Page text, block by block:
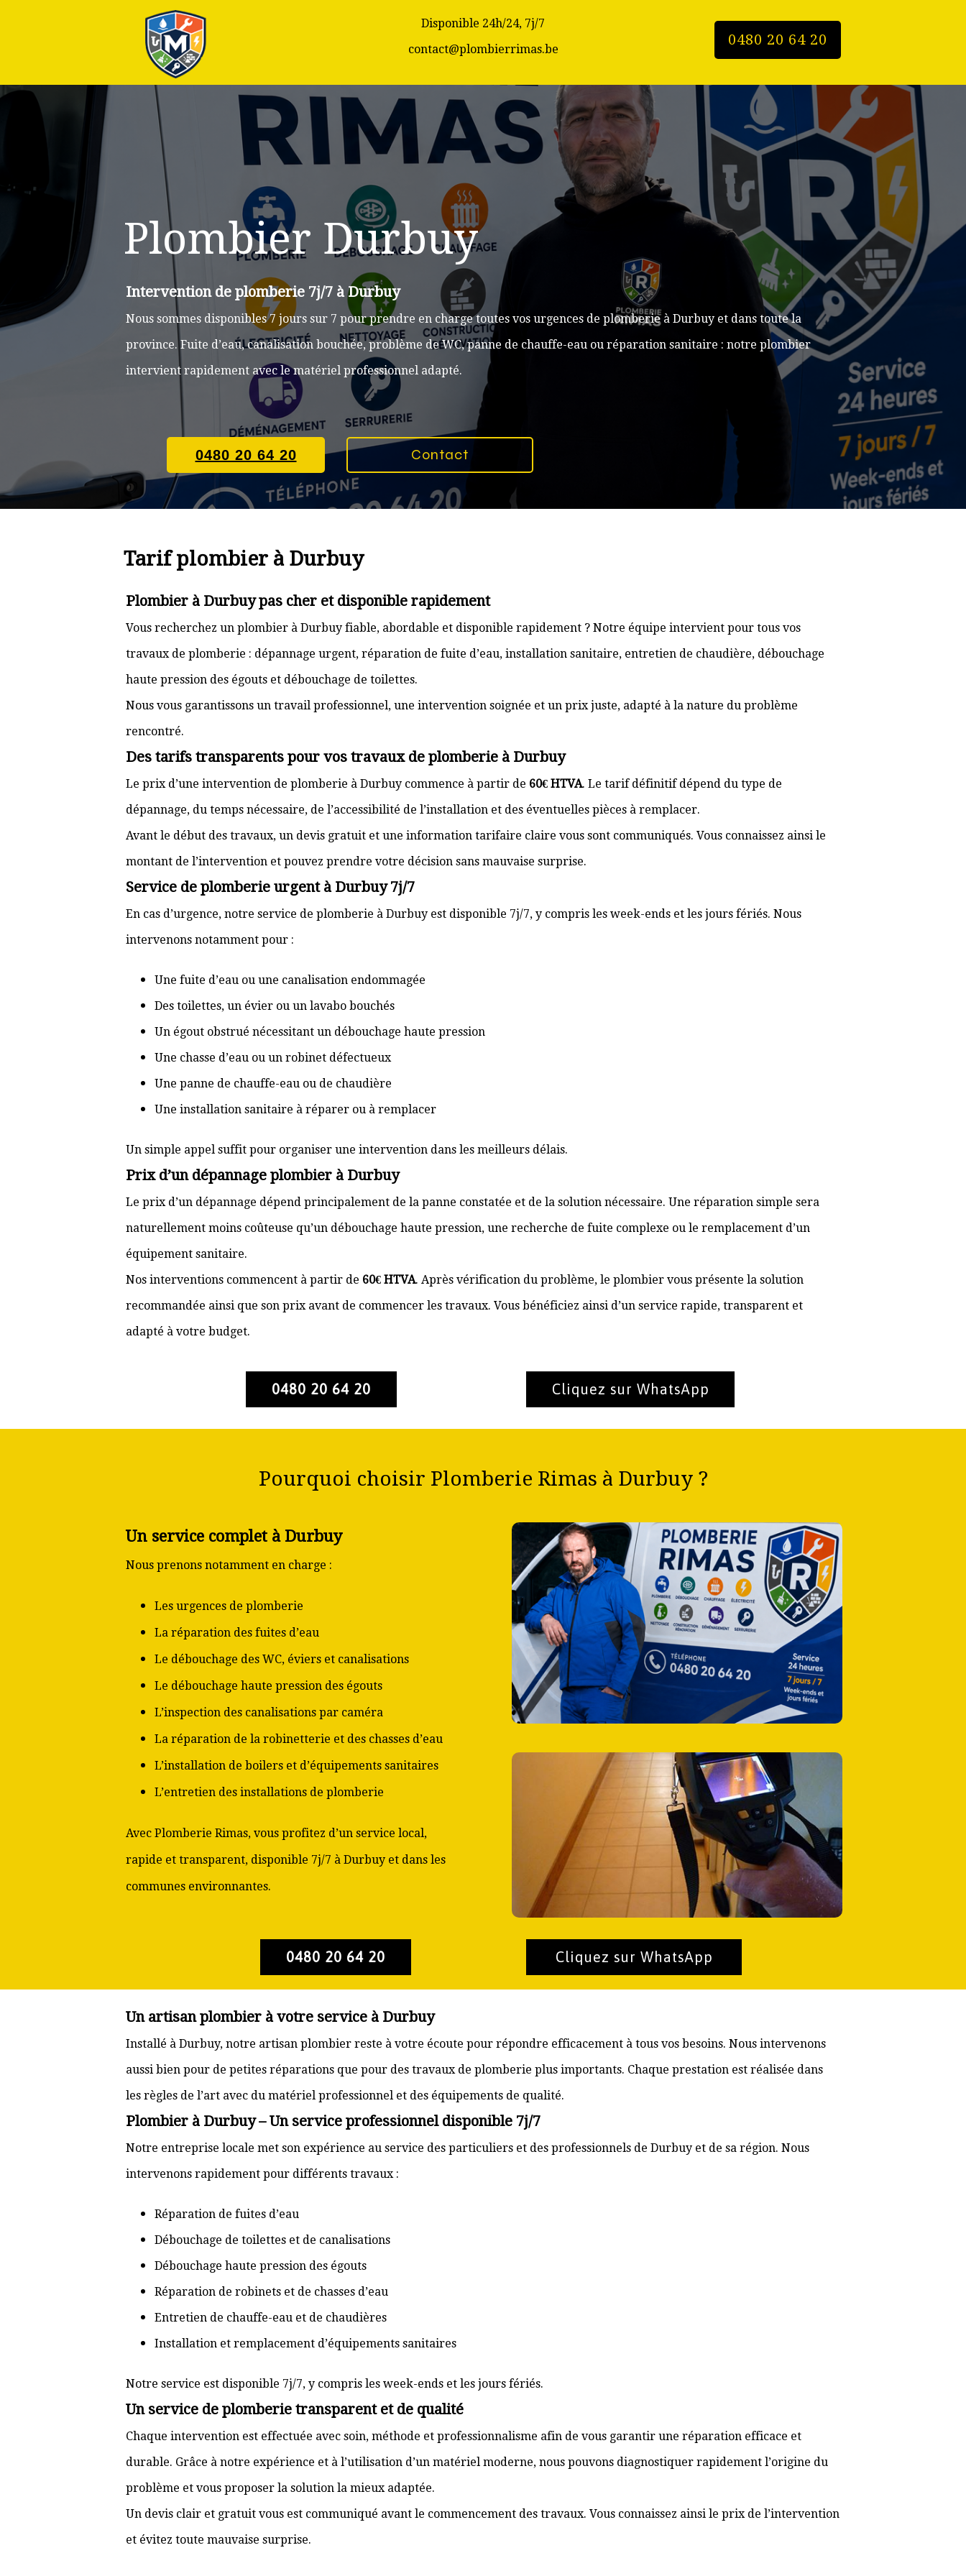
0480 20 64 20
Disponible 24h/24, 7j/7
contact@plombierrimas.be
Plombier Durbuy
Intervention de plomberie 7j/7 à Durbuy
Nous sommes disponibles 7 jours sur 7 pour prendre en charge toutes vos urgences de plomberie à Durbuy et dans toute la
province. Fuite d’eau, canalisation bouchée, problème de WC, panne de chauffe-eau ou réparation sanitaire : notre plombier
intervient rapidement avec le matériel professionnel adapté.
0480 20 64 20 Contact
Tarif plombier à Durbuy
Plombier à Durbuy pas cher et disponible rapidement
Vous recherchez un plombier à Durbuy fiable, abordable et disponible rapidement ? Notre équipe intervient pour tous vos
travaux de plomberie : dépannage urgent, réparation de fuite d’eau, installation sanitaire, entretien de chaudière, débouchage
haute pression des égouts et débouchage de toilettes.
Nous vous garantissons un travail professionnel, une intervention soignée et un prix juste, adapté à la nature du problème
rencontré.
Des tarifs transparents pour vos travaux de plomberie à Durbuy
Le prix d’une intervention de plomberie à Durbuy commence à partir de 60€ HTVA. Le tarif définitif dépend du type de
dépannage, du temps nécessaire, de l’accessibilité de l’installation et des éventuelles pièces à remplacer.
Avant le début des travaux, un devis gratuit et une information tarifaire claire vous sont communiqués. Vous connaissez ainsi le
montant de l’intervention et pouvez prendre votre décision sans mauvaise surprise.
Service de plomberie urgent à Durbuy 7j/7
En cas d’urgence, notre service de plomberie à Durbuy est disponible 7j/7, y compris les week-ends et les jours fériés. Nous
intervenons notamment pour :
Une fuite d’eau ou une canalisation endommagée
Des toilettes, un évier ou un lavabo bouchés
Un égout obstrué nécessitant un débouchage haute pression
Une chasse d’eau ou un robinet défectueux
Une panne de chauffe-eau ou de chaudière
Une installation sanitaire à réparer ou à remplacer
Un simple appel suffit pour organiser une intervention dans les meilleurs délais.
Prix d’un dépannage plombier à Durbuy
Le prix d’un dépannage dépend principalement de la panne constatée et de la solution nécessaire. Une réparation simple sera
naturellement moins coûteuse qu’un débouchage haute pression, une recherche de fuite complexe ou le remplacement d’un
équipement sanitaire.
Nos interventions commencent à partir de 60€ HTVA. Après vérification du problème, le plombier vous présente la solution
recommandée ainsi que son prix avant de commencer les travaux. Vous bénéficiez ainsi d’un service rapide, transparent et
adapté à votre budget.
0480 20 64 20 Cliquez sur WhatsApp
Pourquoi choisir Plomberie Rimas à Durbuy ?
Un service complet à Durbuy
Nous prenons notamment en charge :
Les urgences de plomberie
La réparation des fuites d’eau
Le débouchage des WC, éviers et canalisations
Le débouchage haute pression des égouts
L’inspection des canalisations par caméra
La réparation de la robinetterie et des chasses d’eau
L’installation de boilers et d’équipements sanitaires
L’entretien des installations de plomberie
Avec Plomberie Rimas, vous profitez d’un service local,
rapide et transparent, disponible 7j/7 à Durbuy et dans les
communes environnantes.
0480 20 64 20 Cliquez sur WhatsApp
Un artisan plombier à votre service à Durbuy
Installé à Durbuy, notre artisan plombier reste à votre écoute pour répondre efficacement à tous vos besoins. Nous intervenons
aussi bien pour de petites réparations que pour des travaux de plomberie plus importants. Chaque prestation est réalisée dans
les règles de l’art avec du matériel professionnel et des équipements de qualité.
Plombier à Durbuy – Un service professionnel disponible 7j/7
Notre entreprise locale met son expérience au service des particuliers et des professionnels de Durbuy et de sa région. Nous
intervenons rapidement pour différents travaux :
Réparation de fuites d’eau
Débouchage de toilettes et de canalisations
Débouchage haute pression des égouts
Réparation de robinets et de chasses d’eau
Entretien de chauffe-eau et de chaudières
Installation et remplacement d’équipements sanitaires
Notre service est disponible 7j/7, y compris les week-ends et les jours fériés.
Un service de plomberie transparent et de qualité
Chaque intervention est effectuée avec soin, méthode et professionnalisme afin de vous garantir une réparation efficace et
durable. Grâce à notre expérience et à l’utilisation d’un matériel moderne, nous pouvons diagnostiquer rapidement l’origine du
problème et vous proposer la solution la mieux adaptée.
Un devis clair et gratuit vous est communiqué avant le commencement des travaux. Vous connaissez ainsi le prix de l’intervention
et évitez toute mauvaise surprise.